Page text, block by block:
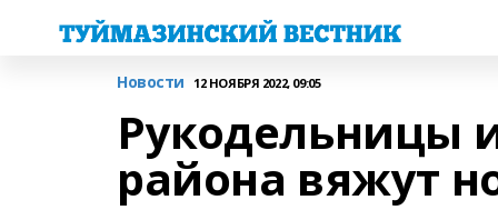
Новости 12 НОЯБРЯ 2022, 09:05
Рукодельницы
района вяжут